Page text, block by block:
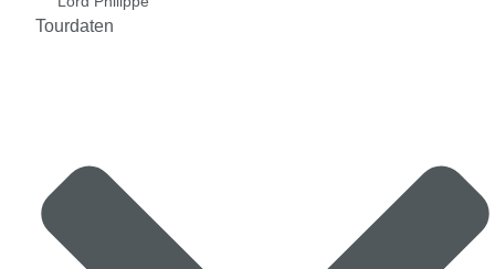
Tourdaten